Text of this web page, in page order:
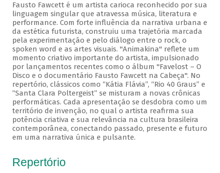
Fausto Fawcett é um artista carioca reconhecido por sua
linguagem singular que atravessa música, literatura e
performance. Com forte influência da narrativa urbana e
da estética futurista, construiu uma trajetória marcada
pela experimentação e pelo diálogo entre o rock, o
spoken word e as artes visuais. "Animakina" reflete um
momento criativo importante do artista, impulsionado
por lançamentos recentes como o álbum "Favelost – O
Disco e o documentário Fausto Fawcett na Cabeça". No
repertório, clássicos como “Kátia Flávia”, “Rio 40 Graus” e
“Santa Clara Poltergeist” se misturam a novas crônicas
performáticas. Cada apresentação se desdobra como um
território de invenção, no qual o artista reafirma sua
potência criativa e sua relevância na cultura brasileira
contemporânea, conectando passado, presente e futuro
em uma narrativa única e pulsante.
Repertório